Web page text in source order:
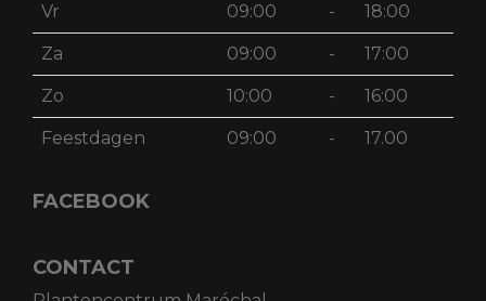
Vr 09:00 - 18:00
Za 09:00 - 17:00
Zo 10:00 - 16:00
Feestdagen 09:00 - 17.00
FACEBOOK
CONTACT